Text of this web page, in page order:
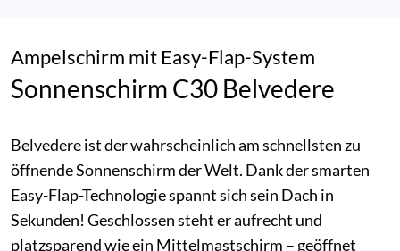
Ampelschirm mit Easy-Flap-System
Sonnenschirm C30 Belvedere
Belvedere ist der wahrscheinlich am schnellsten zu
öffnende Sonnenschirm der Welt. Dank der smarten
Easy-Flap-Technologie spannt sich sein Dach in
Sekunden! Geschlossen steht er aufrecht und
platzsparend wie ein Mittelmastschirm – geöffnet